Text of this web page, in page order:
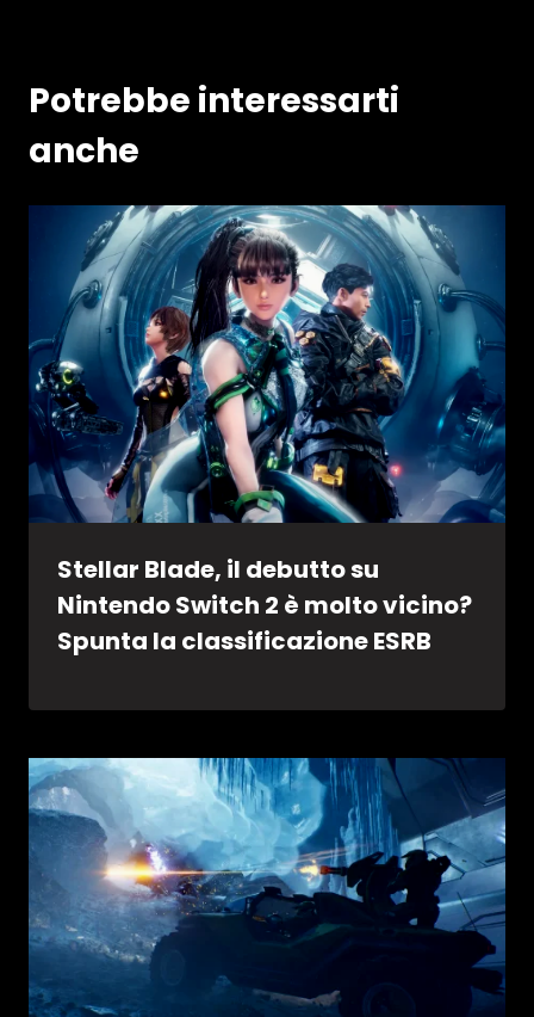
Potrebbe interessarti
anche
Stellar Blade, il debutto su
Nintendo Switch 2 è molto vicino?
Spunta la classificazione ESRB